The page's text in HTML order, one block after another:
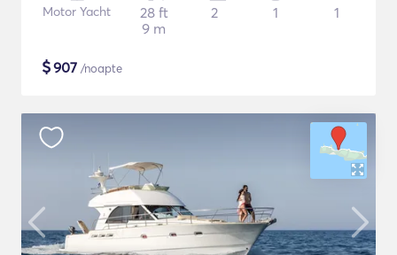
Motor Yacht
28 ft
9 m
2 1 1
$907 /noapte